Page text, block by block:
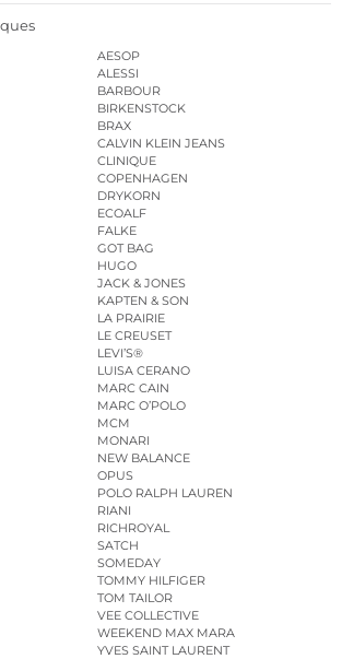
AESOP
ALESSI
BARBOUR
BIRKENSTOCK
BRAX
CALVIN KLEIN JEANS
CLINIQUE
COPENHAGEN
DRYKORN
ECOALF
FALKE
GOT BAG
HUGO
JACK & JONES
KAPTEN & SON
LA PRAIRIE
LE CREUSET
LEVI’S®
LUISA CERANO
MARC CAIN
MARC O’POLO
MCM
MONARI
NEW BALANCE
OPUS
POLO RALPH LAUREN
RIANI
RICHROYAL
SATCH
SOMEDAY
TOMMY HILFIGER
TOM TAILOR
VEE COLLECTIVE
WEEKEND MAX MARA
YVES SAINT LAURENT